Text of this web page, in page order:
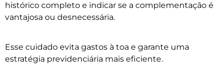
histórico completo e indicar se a complementação é
vantajosa ou desnecessária.
Esse cuidado evita gastos à toa e garante uma
estratégia previdenciária mais eficiente.